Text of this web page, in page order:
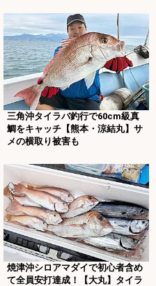
三角沖タイラバ釣行で60cm級真
鯛をキャッチ【熊本・涼結丸】サ
メの横取り被害も
焼津沖シロアマダイで初心者含め
て全員安打達成！【大丸】タイラ